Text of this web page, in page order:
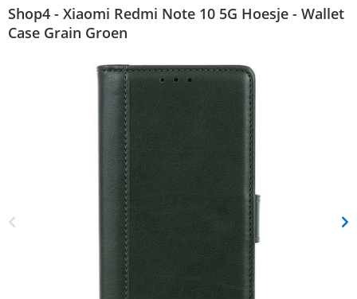
Shop4 - Xiaomi Redmi Note 10 5G Hoesje - Wallet
Case Grain Groen